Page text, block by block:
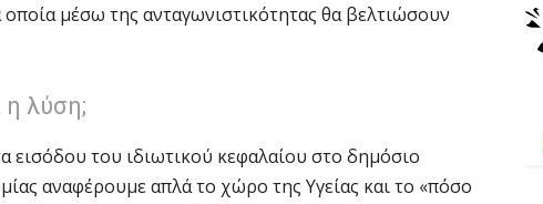
οποία μέσω της ανταγωνιστικότητας θα βελτιώσουν
η λύση;
εισόδου του ιδιωτικού κεφαλαίου στο δημόσιο
αναφέρουμε απλά το χώρο της Υγείας και το «πόσο